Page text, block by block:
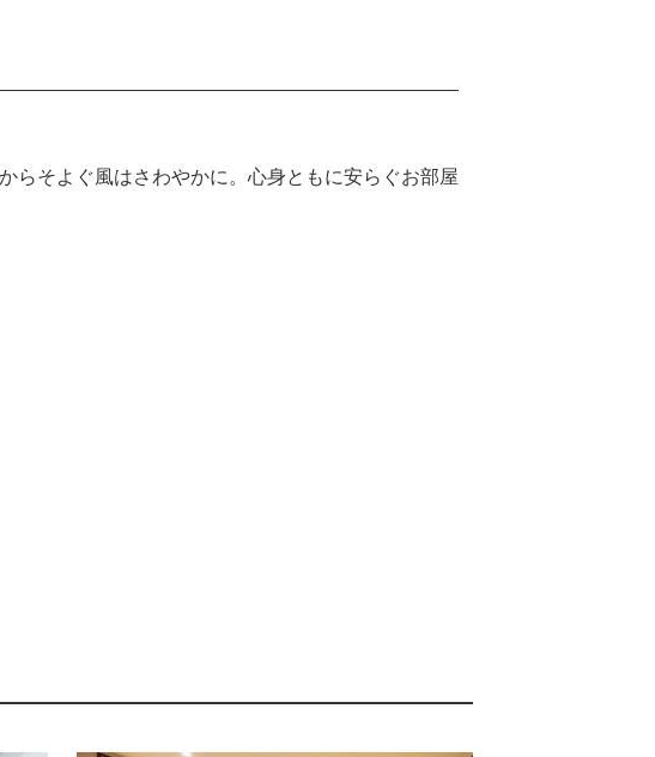
らそよぐ風はさわやかに。心身ともに安らぐお部屋